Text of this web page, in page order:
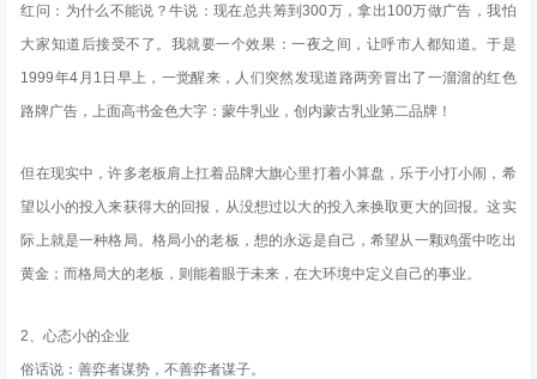
红问：为什么不能说？牛说：现在总共筹到300万，拿出100万做广告，我怕
大家知道后接受不了。我就要一个效果：一夜之间，让呼市人都知道。于是
1999年4月1日早上，一觉醒来，人们突然发现道路两旁冒出了一溜溜的红色
路牌广告，上面高书金色大字：蒙牛乳业，创内蒙古乳业第二品牌！
但在现实中，许多老板肩上扛着品牌大旗心里打着小算盘，乐于小打小闹，希
望以小的投入来获得大的回报，从没想过以大的投入来换取更大的回报。这实
际上就是一种格局。格局小的老板，想的永远是自己，希望从一颗鸡蛋中吃出
黄金；而格局大的老板，则能着眼于未来，在大环境中定义自己的事业。
2、心态小的企业
俗话说：善弈者谋势，不善弈者谋子。